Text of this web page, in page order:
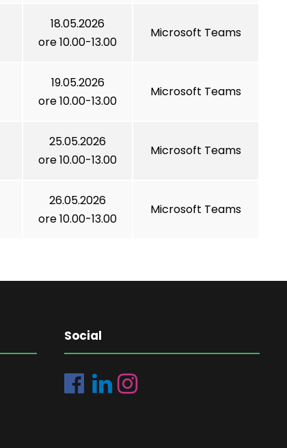
18.05.2026
ore 10.00-13.00
Microsoft Teams
19.05.2026
ore 10.00-13.00
Microsoft Teams
25.05.2026
ore 10.00-13.00
Microsoft Teams
26.05.2026
ore 10.00-13.00
Microsoft Teams
Social